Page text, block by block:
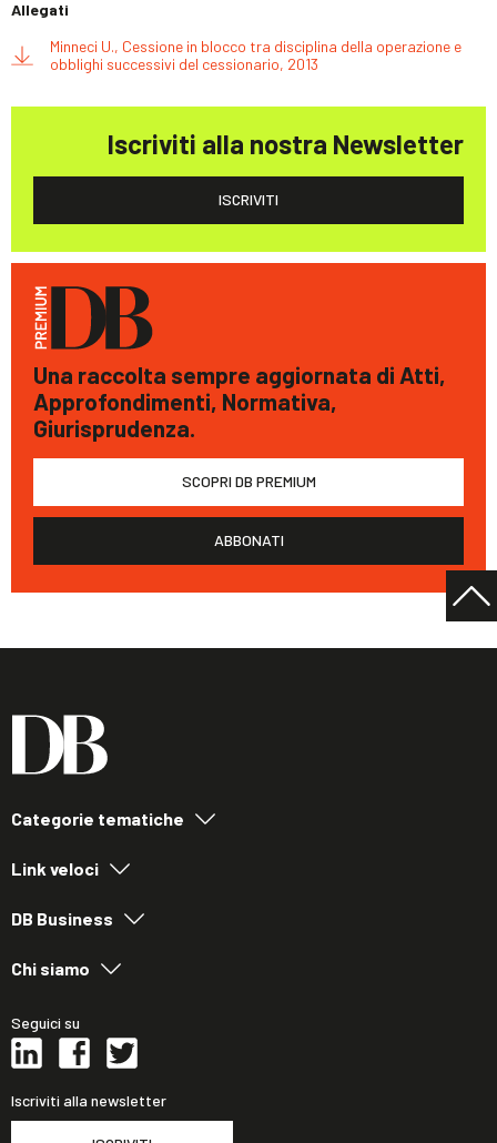
Allegati
Minneci U., Cessione in blocco tra disciplina della operazione e
obblighi successivi del cessionario, 2013
Iscriviti alla nostra Newsletter
ISCRIVITI
Una raccolta sempre aggiornata di Atti,
Approfondimenti, Normativa,
Giurisprudenza.
SCOPRI DB PREMIUM
ABBONATI
Categorie tematiche
Link veloci
DB Business
Chi siamo
Seguici su
Iscriviti alla newsletter